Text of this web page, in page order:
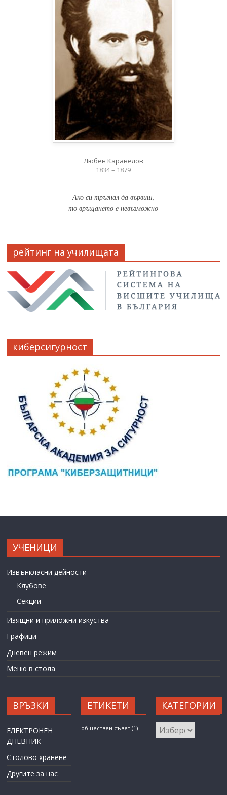
Любен Каравелов
1834 – 1879
Ако си тръгнал да вървиш,
то връщането е невъзможно
рейтинг на училищата
киберсигурност
УЧЕНИЦИ
Извънкласни дейности
Клубове
Секции
Изящни и приложни изкуства
Графици
Дневен режим
Меню в стола
ВРЪЗКИ
ЕЛЕКТРОНЕН
ДНЕВНИК
Столово хранене
Другите за нас
ЕТИКЕТИ
обществен съвет (1)
КАТЕГОРИИ
КАТЕГОРИИ